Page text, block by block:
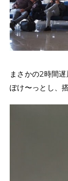
まさかの2時間
ぽけ〜っとし、搭